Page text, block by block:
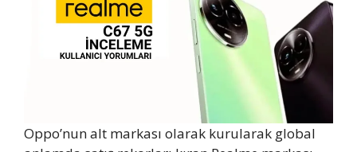
Oppo’nun alt markası olarak kurularak global